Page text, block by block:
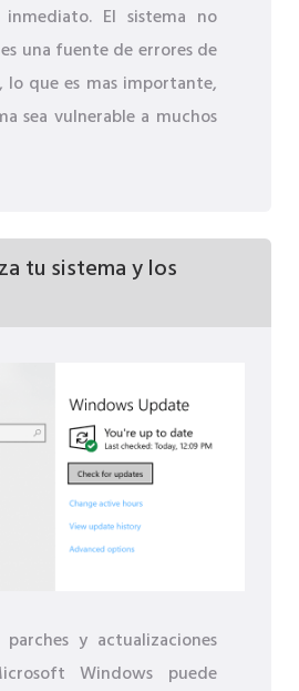
El sistema no
una fuente de errores de
lo que es mas importante,
sea vulnerable a muchos
tu sistema y los
y actualizaciones
Windows puede